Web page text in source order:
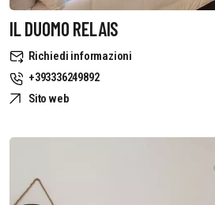
IL DUOMO RELAIS
Richiedi informazioni
+393336249892
Sito web